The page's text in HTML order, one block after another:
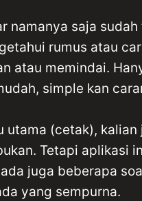
namanya saja sudah
rumus atau
atau memindai.
simple kan
utama (cetak), kalian
Tetapi aplikasi
juga beberapa
yang sempurna.